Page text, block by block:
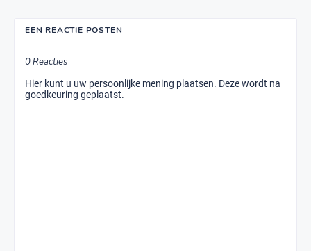
EEN REACTIE POSTEN
0 Reacties
Hier kunt u uw persoonlijke mening plaatsen. Deze wordt na
goedkeuring geplaatst.